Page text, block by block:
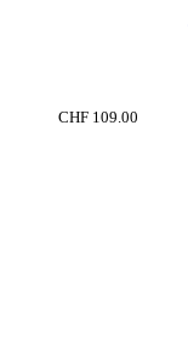
CHF 109.00